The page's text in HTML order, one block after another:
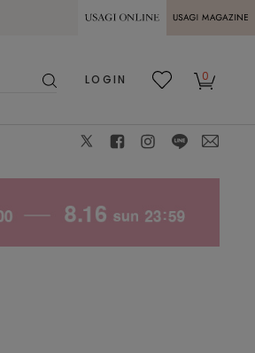
熊本県熊本地方を震源とする地震の影響に
MAGAZINE
LOGIN
0